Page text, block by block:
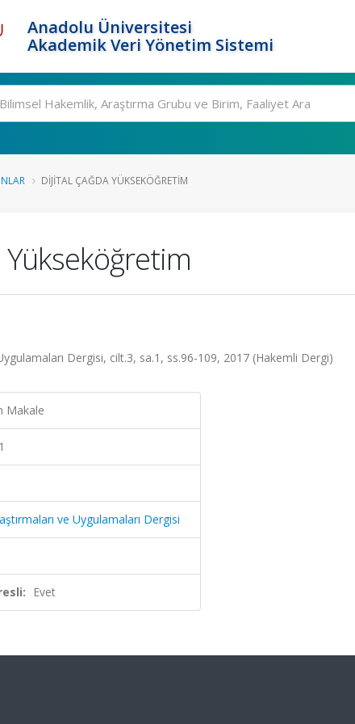
Anadolu Üniversitesi
Akademik Veri Yönetim Sistemi
DIJITAL ÇAĞDA YÜKSEKÖĞRETIM
Dergisi, cilt.3, sa.1, ss.96-109, 2017 (Hakemli Dergi)
Makale
1
ve Uygulamaları Dergisi
Evet